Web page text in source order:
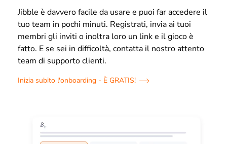
Jibble è davvero facile da usare e puoi far accedere il
tuo team in pochi minuti. Registrati, invia ai tuoi
membri gli inviti o inoltra loro un link e il gioco è
fatto. E se sei in difficoltà, contatta il nostro attento
team di supporto clienti.
Inizia subito l'onboarding - È GRATIS!